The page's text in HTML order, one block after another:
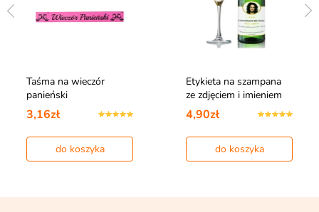
Taśma na wieczór
panieński
3,16zł
do koszyka
Etykieta na szampana
ze zdjęciem i imieniem
4,90zł
do koszyka